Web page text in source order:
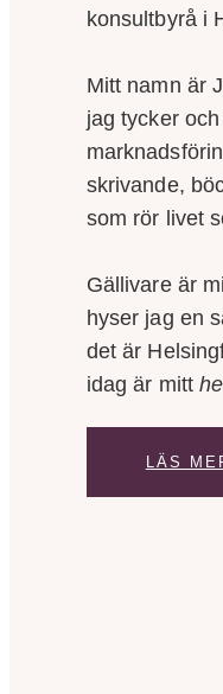
konsultbyrå i
Mitt namn är
jag tycker
skrivande,
som rör livet
Gällivare är
hyser jag en
det är
idag är mitt
LÄS